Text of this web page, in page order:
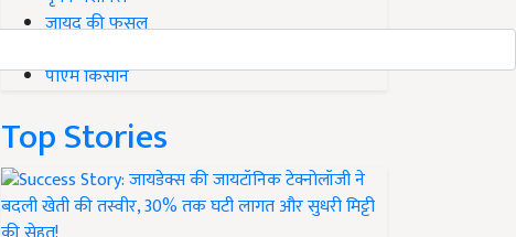
जायद की फसल
पीएम किसान
Top Stories